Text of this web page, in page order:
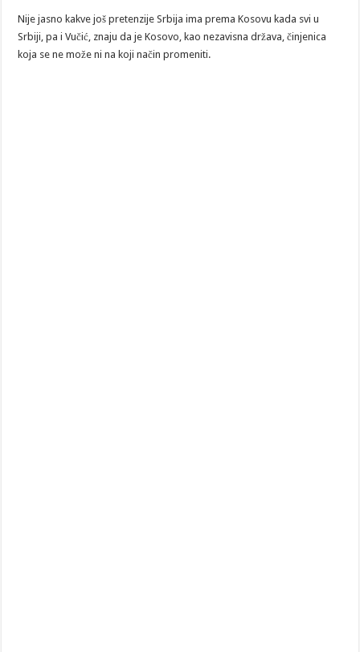
Nije jasno kakve još pretenzije Srbija ima prema Kosovu kada svi u
Srbiji, pa i Vučić, znaju da je Kosovo, kao nezavisna država, činjenica
koja se ne može ni na koji način promeniti.